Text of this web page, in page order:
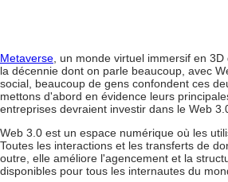
Metaverse , un monde virtuel immersif en
la décennie dont on parle beaucoup, avec
social, beaucoup de gens confondent ces
mettons d'abord en évidence leurs
entreprises devraient investir dans le Web
Web 3.0 est un espace numérique où les
Toutes les interactions et les transferts de
outre, elle améliore l'agencement et la
disponibles pour tous les internautes du